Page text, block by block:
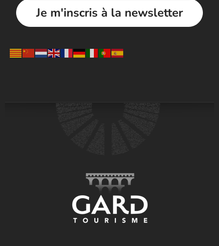
Je m'inscris à la newsletter